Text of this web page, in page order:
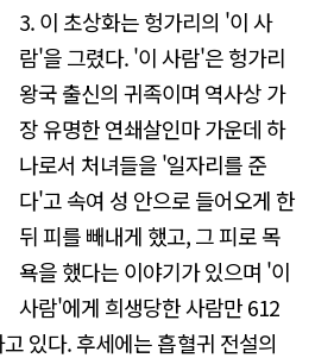
3. 이 초상화는 헝가리의 '이 사
람'을 그렸다. '이 사람'은 헝가리
왕국 출신의 귀족이며 역사상 가
장 유명한 연쇄살인마 가운데 하
나로서 처녀들을 '일자리를 준
다'고 속여 성 안으로 들어오게 한
뒤 피를 빼내게 했고, 그 피로 목
욕을 했다는 이야기가 있으며 '이
사람'에게 희생당한 사람만 612
있다. 후세에는 흡혈귀 전설의